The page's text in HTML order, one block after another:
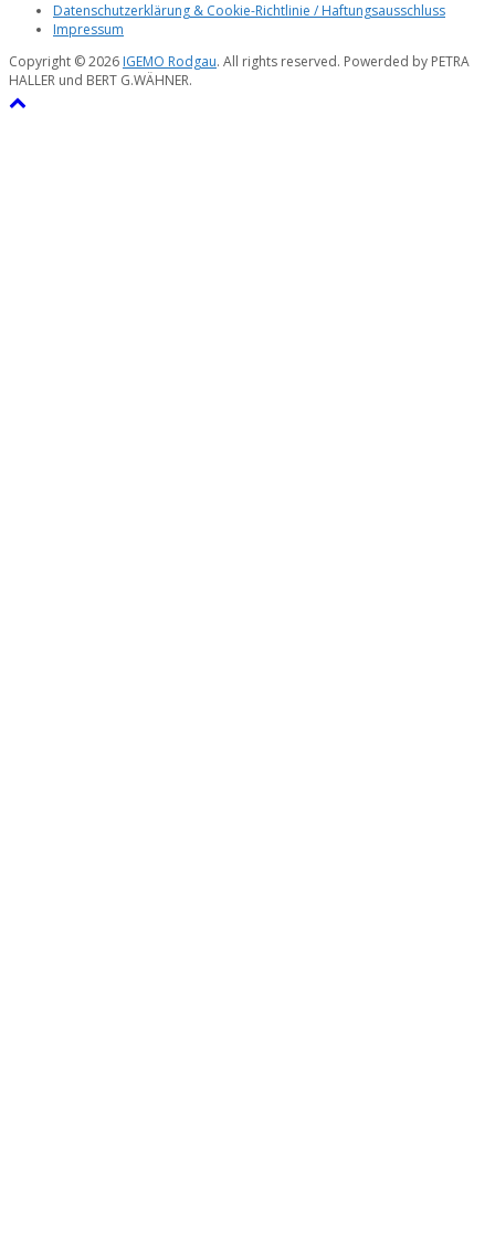
Datenschutzerklärung & Cookie-Richtlinie / Haftungsausschluss
Impressum
Copyright © 2026 IGEMO Rodgau. All rights reserved. Powerded by PETRA
HALLER und BERT G.WÄHNER.